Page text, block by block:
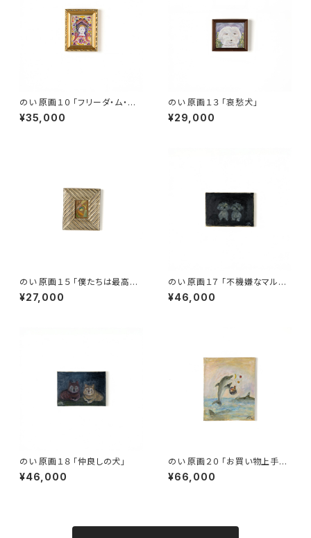
のい 原画１０ 「フリーダ・ム・イ
ーヌ」
¥35,000
のい 原画１３ 「哀愁犬」
¥29,000
のい 原画１５ 「僕たちは最高の
犬」
¥27,000
のい 原画１７ 「不機嫌なマルチ
ーズ」
¥46,000
のい 原画１８ 「仲良しの犬」
¥46,000
のい 原画２０ 「お買い物上手な
イルカ」
¥66,000